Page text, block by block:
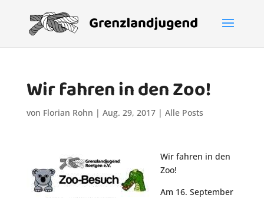
Wir fahren in den Zoo!
von Florian Rohn | Aug. 29, 2017| Alle Posts
Wir fahren in den
Zoo!
Am 16. September